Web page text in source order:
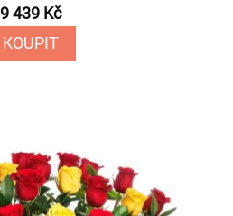
9 439 Kč
KOUPIT